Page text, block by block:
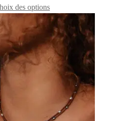
des optionsproduit
a
plusieurs
variations.
Les
options
peuvent
être
choisies
page
du